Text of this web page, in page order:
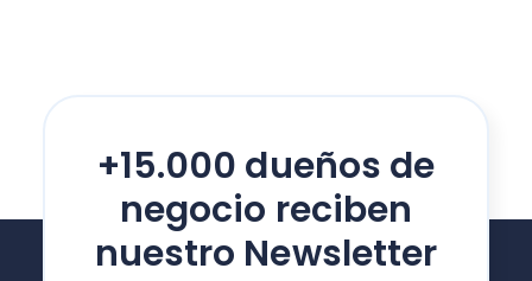
+15.000 dueños de
negocio reciben
nuestro Newsletter